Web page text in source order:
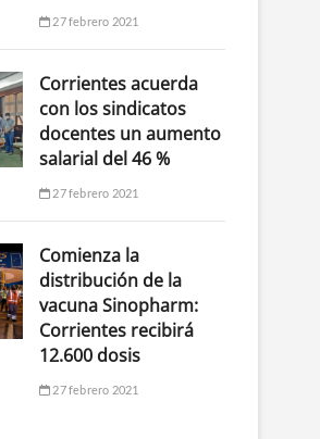
27 febrero 2021
Corrientes acuerda
con los sindicatos
docentes un aumento
salarial del 46 %
27 febrero 2021
Comienza la
distribución de la
vacuna Sinopharm:
Corrientes recibirá
12.600 dosis
27 febrero 2021